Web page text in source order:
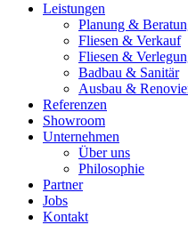
Leistungen
Planung &
Fliesen & Verkauf
Fliesen &
Badbau & Sanitär
Ausbau &
Referenzen
Showroom
Unternehmen
Über uns
Philosophie
Partner
Jobs
Kontakt